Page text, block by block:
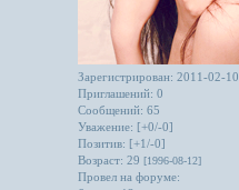
Зарегистрирован: 2011-02-10
Приглашений: 0
Сообщений: 65
Уважение: [+0/-0]
Позитив: [+1/-0]
Возраст: 29[1996-08-12]
Провел на форуме: